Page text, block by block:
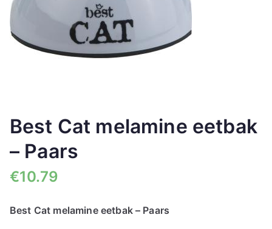
Best Cat melamine eetbak
– Paars
€10.79
Best Cat melamine eetbak – Paars